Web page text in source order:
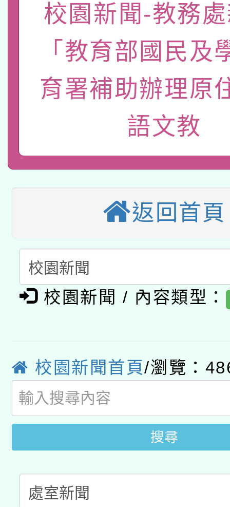
「數位內容與教學軟
pilot」
有關大陸委員會函釋公
薪期間赴陸應申請許可
轉知經濟部水利署委託
業技術研究院辦理「
用水績優單位及節水達
115年8月22日(星期六
桃園市孔廟祈福系列
2026年桃園地景藝術
本校115學年度第2次
招甄選結果公告(無人
適應運動共學行動站研
本館辦理115年度閱讀
暨閱讀推動專業研習
科技賦能─人工智慧
礎課程
A3數位素養講師名單
「數位內容與教學軟體
pilot」
有關大陸委員會函釋公
用水績優單位及節水達
動」
桃園市孔廟祈福系列
開 智慧啟航」
2026年桃園地景藝術
校園新聞-教務
「教育部國民及
育署補助辦理原
語文教
返回首頁
校園新聞 / 內容類型：
校園新聞首頁/瀏覽：
搜尋